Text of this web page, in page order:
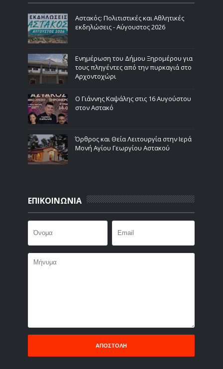
Αστακός: Πολιτιστικές και Αθλητικές
εκδηλώσεις - Αύγουστος 2026
Ενημέρωση του Δήμου Ξηρομέρου για
τους πληγέντες από την πυρκαγιά στο
Αρχοντοχώρι
Ο Γιάννης Καψάλης στις 16 Αυγούστου
στον Αστακό
Όρθρος και Θεία Λειτουργία στην Ιερά
Μονή Αγίου Γεωργίου Αστακού
ΕΠΙΚΟΙΝΩΝΙΑ